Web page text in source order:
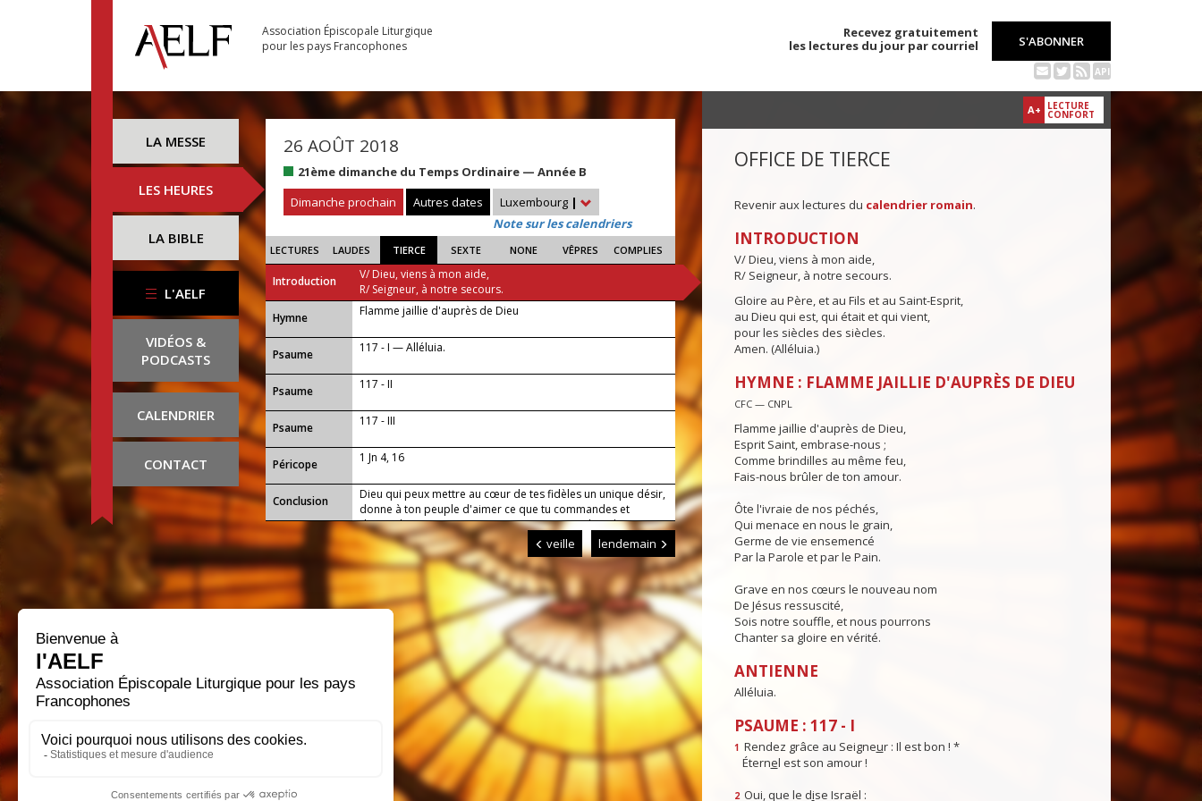
Association Épiscopale Liturgique
pour les pays Francophones
Recevez gratuitement
les lectures du jour par courriel
S'ABONNER
API
LA MESSE
LES HEURES
LA BIBLE
L'AELF
VIDÉOS &
PODCASTS
CALENDRIER
CONTACT
26 AOÛT 2018
21ème dimanche du Temps Ordinaire — Année B
Dimanche prochain
Autres dates Luxembourg |
Note sur les calendriers
LECTURES LAUDES TIERCE SEXTE NONE VÊPRES COMPLIES
Introduction
V/ Dieu, viens à mon aide,
R/ Seigneur, à notre secours.
...
Hymne Flamme jaillie d'auprès de Dieu
Psaume 117 - I — Alléluia.
Psaume 117 - II
Psaume 117 - III
Péricope 1 Jn 4, 16
Conclusion
Dieu qui peux mettre au cœur de tes fidèles un unique désir,
donne à ton peuple d'aimer ce que tu commandes et
d'attendre ce que tu promets ; pour qu'au milieu des
changements de ce monde, nos cœurs s'établissent
fermement là où se trouvent les vraies joies.
veille lendemain
A+ LECTURE
CONFORT
OFFICE DE TIERCE
Revenir aux lectures du calendrier romain.
INTRODUCTION
V/ Dieu, viens à mon aide,
R/ Seigneur, à notre secours.
Gloire au Père, et au Fils et au Saint-Esprit,
au Dieu qui est, qui était et qui vient,
pour les siècles des siècles.
Amen. (Alléluia.)
HYMNE : FLAMME JAILLIE D'AUPRÈS DE DIEU
CFC — CNPL
Flamme jaillie d'auprès de Dieu,
Esprit Saint, embrase-nous ;
Comme brindilles au même feu,
Fais-nous brûler de ton amour.
Ôte l'ivraie de nos péchés,
Qui menace en nous le grain,
Germe de vie ensemencé
Par la Parole et par le Pain.
Grave en nos cœurs le nouveau nom
De Jésus ressuscité,
Sois notre souffle, et nous pourrons
Chanter sa gloire en vérité.
ANTIENNE
Alléluia.
PSAUME : 117 - I
1 Rendez grâce au Seigneur : Il est bon ! *
Éternel est son amour !
2 Oui, que le dise Israël :